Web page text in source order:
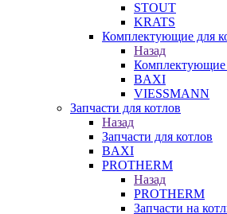
STOUT
KRATS
Комплектующие для
Назад
Комплектующие
BAXI
VIESSMANN
Запчасти для котлов
Назад
Запчасти для котлов
BAXI
PROTHERM
Назад
PROTHERM
Запчасти на